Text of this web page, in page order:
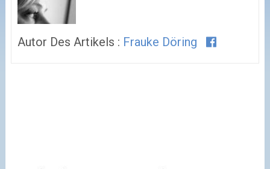
Autor Des Artikels : Frauke Döring